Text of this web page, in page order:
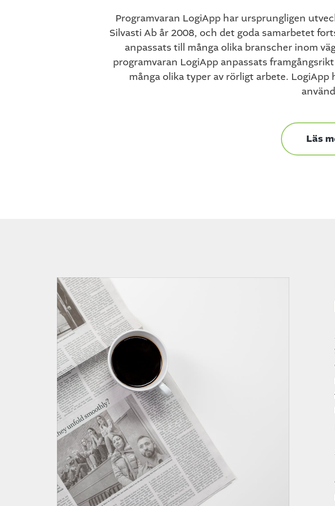
Programvaran LogiApp har ursprungligen
Silvasti Ab år 2008, och det goda samarbetet
anpassats till många olika branscher inom
programvaran LogiApp anpassats
många olika typer av rörligt arbete.
Läs